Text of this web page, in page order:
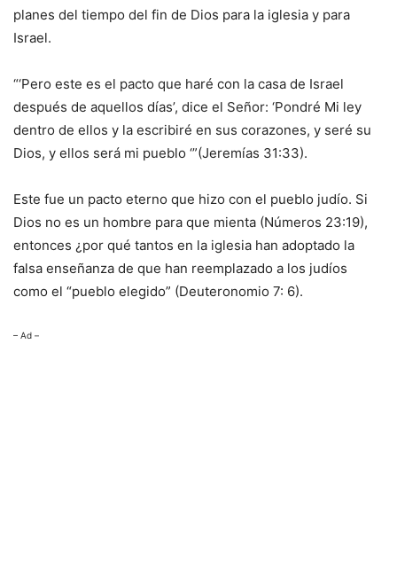
planes del tiempo del fin de Dios para la iglesia y para
Israel.
“‘Pero este es el pacto que haré con la casa de Israel
después de aquellos días’, dice el Señor: ‘Pondré Mi ley
dentro de ellos y la escribiré en sus corazones, y seré su
Dios, y ellos será mi pueblo ‘”(Jeremías 31:33).
Este fue un pacto eterno que hizo con el pueblo judío. Si
Dios no es un hombre para que mienta (Números 23:19),
entonces ¿por qué tantos en la iglesia han adoptado la
falsa enseñanza de que han reemplazado a los judíos
como el “pueblo elegido” (Deuteronomio 7: 6).
– Ad –